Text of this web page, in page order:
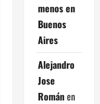
menos en
Buenos
Aires
Alejandro
Jose
Románen